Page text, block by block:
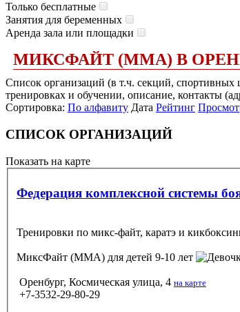
Только бесплатные
Занятия для беременных
Аренда зала или площадки
МИКСФАЙТ (ММА) В
Список организаций (в т.ч. секций,
тренировках и обучении, описание, контакты
Сортировка: По алфавиту Дата Рейтинг
СПИСОК ОРГАНИЗАЦИЙ
Показать на карте
Федерация комплексной системы
Тренировки по микс-файт, каратэ и
МиксФайт (ММА) для детей 9-10 лет
Оренбург, Космическая улица, 4 на карте
+7-3532-29-80-29